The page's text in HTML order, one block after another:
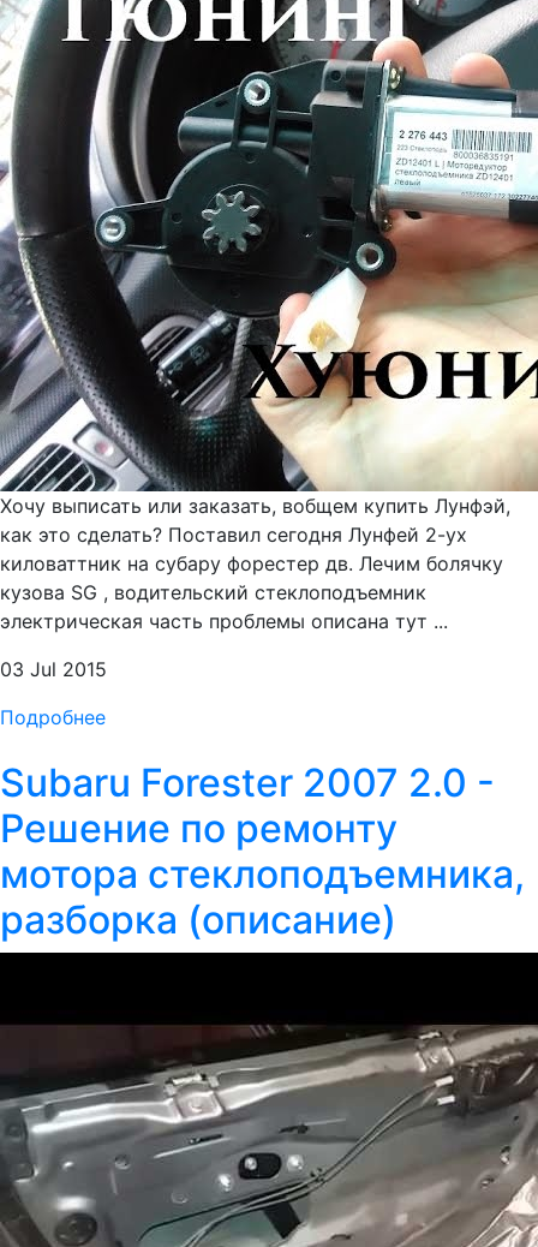
Хочу выписать или заказать, вобщем купить Лунфэй,
как это сделать? Поставил сегодня Лунфей 2-ух
киловаттник на субару форестер дв. Лечим болячку
кузова SG , водительский стеклоподъемник
электрическая часть проблемы описана тут ...
03 Jul 2015
Подробнее
Subaru Forester 2007 2.0 -
Решение по ремонту
мотора стеклоподъемника,
разборка (описание)